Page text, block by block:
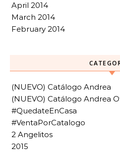
April 2014
March 2014
February 2014
(NUEVO) Catálogo Andrea
(NUEVO) Catálogo Andrea
#QuedateEnCasa
#VentaPorCatalogo
2 Angelitos
2015